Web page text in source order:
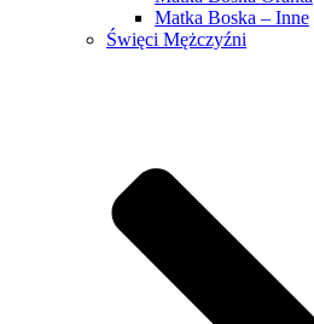
Matka Boska – Inne
Święci Mężczyźni